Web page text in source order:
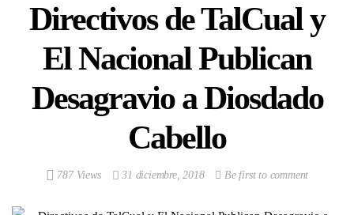
Directivos de TalCual y
El Nacional Publican
Desagravio a Diosdado
Cabello
787 Views 31 diciembre, 2018 Be first to comment